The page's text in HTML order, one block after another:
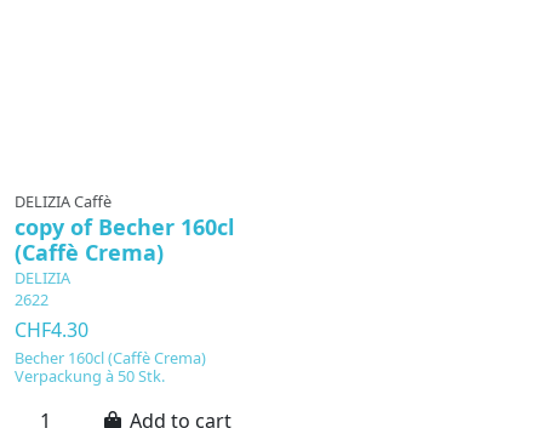
DELIZIA Caffè
copy of Becher 160cl
(Caffè Crema)
DELIZIA
2622
CHF4.30
Becher 160cl (Caffè Crema)
Verpackung à 50 Stk.
Add to cart